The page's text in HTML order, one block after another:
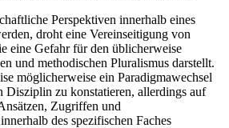
Perspektiven innerhalb eines
droht eine Vereinseitigung von
eine Gefahr für den üblicherweise
und methodischen Pluralismus darstellt.
möglicherweise ein Paradigmawechsel
Disziplin zu konstatieren, allerdings auf
Zugriffen und
des spezifischen Faches